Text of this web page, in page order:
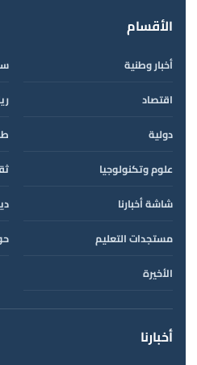
الأقسام
أخبار وطنية
اقتصاد
دولية
علوم وتكنولوجيا
شاشة أخبارنا
مستجدات التعليم
الأخيرة
أخبارنا